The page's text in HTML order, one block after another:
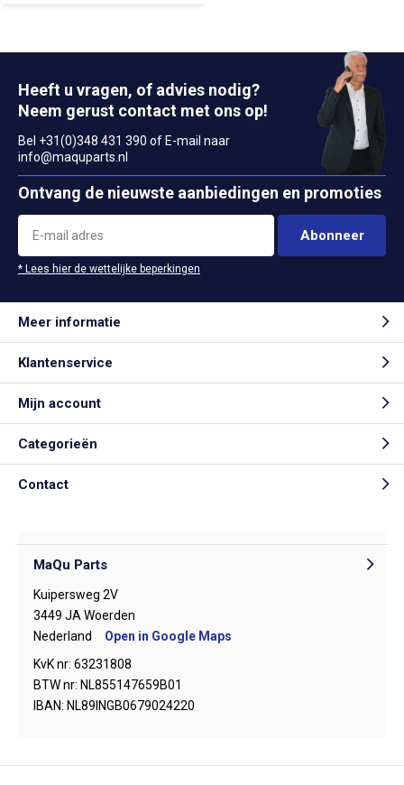
Heeft u vragen, of advies nodig?
Neem gerust contact met ons op!
Bel +31(0)348 431 390 of E-mail naar
info@maquparts.nl
Ontvang de nieuwste aanbiedingen en promoties
Abonneer
* Lees hier de wettelijke beperkingen
Meer informatie
Klantenservice
Mijn account
Categorieën
Contact
MaQu Parts
Kuipersweg 2V
3449 JA Woerden
Nederland
Open in Google Maps
KvK nr: 63231808
BTW nr: NL855147659B01
IBAN: NL89INGB0679024220